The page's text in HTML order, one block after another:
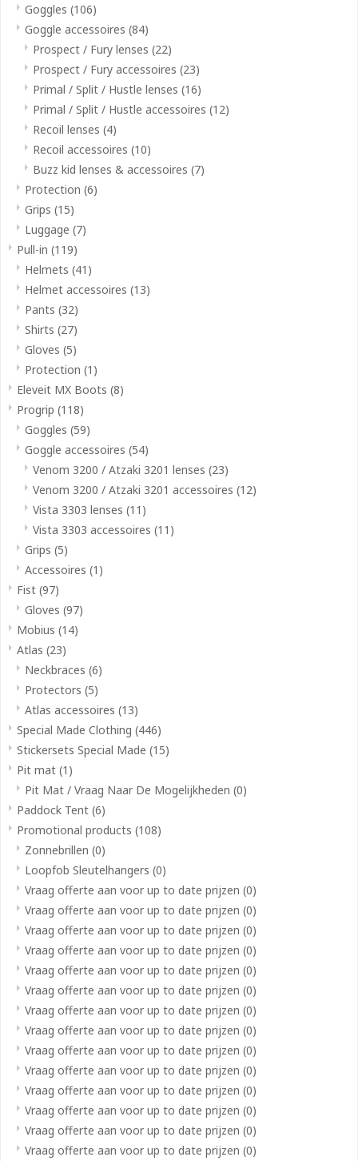
Goggles (106)
Goggle accessoires (84)
Prospect / Fury lenses (22)
Prospect / Fury accessoires (23)
Primal / Split / Hustle lenses (16)
Primal / Split / Hustle accessoires (12)
Recoil lenses (4)
Recoil accessoires (10)
Buzz kid lenses & accessoires (7)
Protection (6)
Grips (15)
Luggage (7)
Pull-in (119)
Helmets (41)
Helmet accessoires (13)
Pants (32)
Shirts (27)
Gloves (5)
Protection (1)
Eleveit MX Boots (8)
Progrip (118)
Goggles (59)
Goggle accessoires (54)
Venom 3200 / Atzaki 3201 lenses (23)
Venom 3200 / Atzaki 3201 accessoires (12)
Vista 3303 lenses (11)
Vista 3303 accessoires (11)
Grips (5)
Accessoires (1)
Fist (97)
Gloves (97)
Mobius (14)
Atlas (23)
Neckbraces (6)
Protectors (5)
Atlas accessoires (13)
Special Made Clothing (446)
Stickersets Special Made (15)
Pit mat (1)
Pit Mat / Vraag Naar De Mogelijkheden (0)
Paddock Tent (6)
Promotional products (108)
Zonnebrillen (0)
Loopfob Sleutelhangers (0)
Vraag offerte aan voor up to date prijzen (0)
Vraag offerte aan voor up to date prijzen (0)
Vraag offerte aan voor up to date prijzen (0)
Vraag offerte aan voor up to date prijzen (0)
Vraag offerte aan voor up to date prijzen (0)
Vraag offerte aan voor up to date prijzen (0)
Vraag offerte aan voor up to date prijzen (0)
Vraag offerte aan voor up to date prijzen (0)
Vraag offerte aan voor up to date prijzen (0)
Vraag offerte aan voor up to date prijzen (0)
Vraag offerte aan voor up to date prijzen (0)
Vraag offerte aan voor up to date prijzen (0)
Vraag offerte aan voor up to date prijzen (0)
Vraag offerte aan voor up to date prijzen (0)